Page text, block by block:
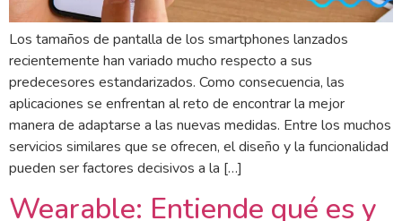
Los tamaños de pantalla de los smartphones lanzados
recientemente han variado mucho respecto a sus
predecesores estandarizados. Como consecuencia, las
aplicaciones se enfrentan al reto de encontrar la mejor
manera de adaptarse a las nuevas medidas. Entre los muchos
servicios similares que se ofrecen, el diseño y la funcionalidad
pueden ser factores decisivos a la […]
Wearable: Entiende qué es y